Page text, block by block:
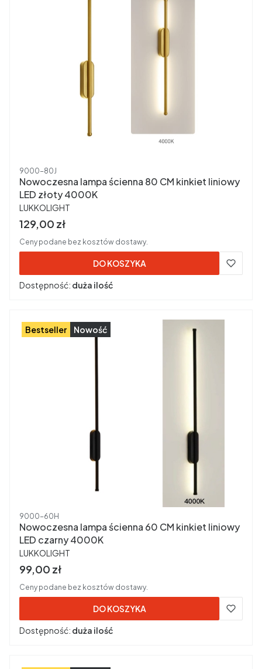
Kod produktu
9000-80J
Nowoczesna lampa ścienna 80 CM kinkiet liniowy
LED złoty 4000K
PRODUCENT
LUKKOLIGHT
Cena brutto
129,00 zł
Ceny podane bez kosztów dostawy.
DO KOSZYKA
Dostępność: duża ilość
Bestseller Nowość
Kod produktu
9000-60H
Nowoczesna lampa ścienna 60 CM kinkiet liniowy
LED czarny 4000K
PRODUCENT
LUKKOLIGHT
Cena brutto
99,00 zł
Ceny podane bez kosztów dostawy.
DO KOSZYKA
Dostępność: duża ilość